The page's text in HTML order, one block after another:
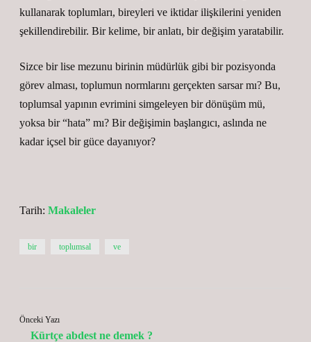
kullanarak toplumları, bireyleri ve iktidar ilişkilerini yeniden
şekillendirebilir. Bir kelime, bir anlatı, bir değişim yaratabilir.
Sizce bir lise mezunu birinin müdürlük gibi bir pozisyonda
görev alması, toplumun normlarını gerçekten sarsar mı? Bu,
toplumsal yapının evrimini simgeleyen bir dönüşüm mü,
yoksa bir “hata” mı? Bir değişimin başlangıcı, aslında ne
kadar içsel bir güce dayanıyor?
Tarih: Makaleler
bir toplumsal ve
Önceki Yazı
Kürtçe abdest ne demek ?